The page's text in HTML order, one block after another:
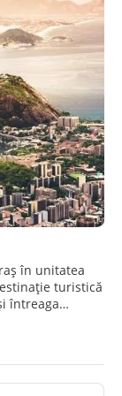
în unitatea
turistică
întreaga
ca o
Brazilia, după